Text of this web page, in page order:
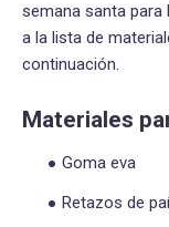
semana santa para
a la lista de
continuación.
Materiales
Goma eva
Retazos de